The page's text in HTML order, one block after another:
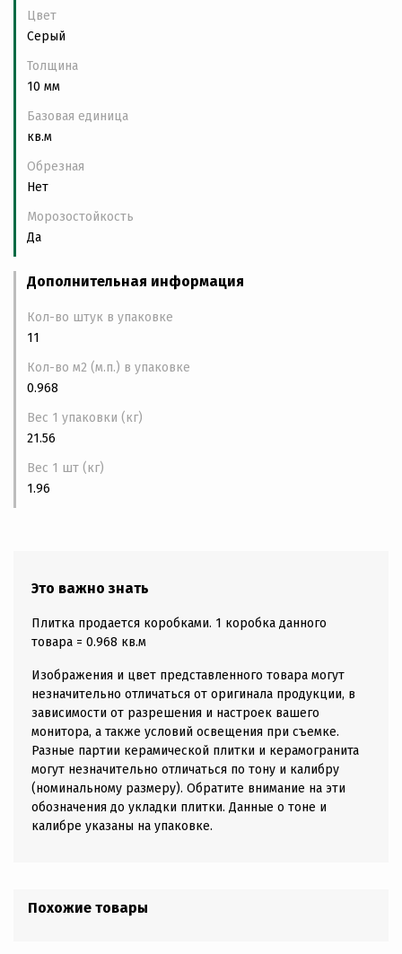
Цвет
Серый
Толщина
10 мм
Базовая единица
кв.м
Обрезная
Нет
Морозостойкость
Да
Дополнительная информация
Кол-во штук в упаковке
11
Кол-во м2 (м.п.) в упаковке
0.968
Вес 1 упаковки (кг)
21.56
Вес 1 шт (кг)
1.96
Это важно знать
Плитка продается коробками. 1 коробка данного
товара = 0.968 кв.м
Изображения и цвет представленного товара могут
незначительно отличаться от оригинала продукции, в
зависимости от разрешения и настроек вашего
монитора, а также условий освещения при съемке.
Разные партии керамической плитки и керамогранита
могут незначительно отличаться по тону и калибру
(номинальному размеру). Обратите внимание на эти
обозначения до укладки плитки. Данные о тоне и
калибре указаны на упаковке.
Похожие товары